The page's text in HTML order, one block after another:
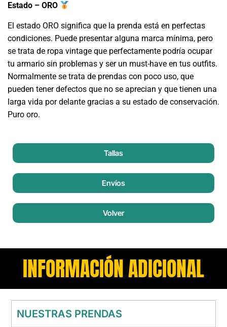
Estado – ORO
El estado ORO significa que la prenda está en perfectas
condiciones. Puede presentar alguna marca mínima, pero
se trata de ropa vintage que perfectamente podría ocupar
tu armario sin problemas y ser un must-have en tus outfits.
Normalmente se trata de prendas con poco uso, que
pueden tener defectos que no se aprecian y que tienen una
larga vida por delante gracias a su estado de conservación.
Puro oro.
Tallas
Envíos
Volver
INFORMACIÓN ADICIONAL
NUESTRAS PRENDAS